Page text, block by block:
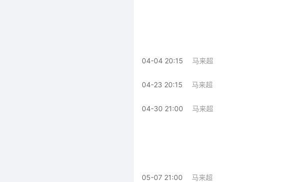
04-04 20:15 马来超
04-23 20:15 马来超
04-30 21:00 马来超
05-07 21:00 马来超